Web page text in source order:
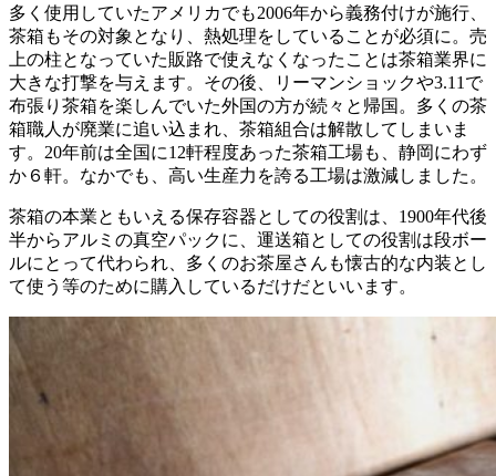
多く使用していたアメリカでも2006年から義務付けが施行、
茶箱もその対象となり、熱処理をしていることが必須に。売
上の柱となっていた販路で使えなくなったことは茶箱業界に
大きな打撃を与えます。その後、リーマンショックや3.11で
布張り茶箱を楽しんでいた外国の方が続々と帰国。多くの茶
箱職人が廃業に追い込まれ、茶箱組合は解散してしまいま
す。20年前は全国に12軒程度あった茶箱工場も、静岡にわず
か６軒。なかでも、高い生産力を誇る工場は激減しました。
茶箱の本業ともいえる保存容器としての役割は、1900年代後
半からアルミの真空パックに、運送箱としての役割は段ボー
ルにとって代わられ、多くのお茶屋さんも懐古的な内装とし
て使う等のために購入しているだけだといいます。